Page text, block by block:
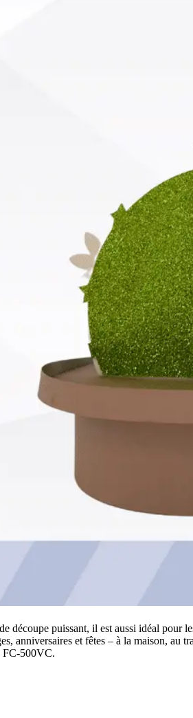
découpe puissant, il est aussi idéal
anniversaires et fêtes – à la maison,
FC-500VC.